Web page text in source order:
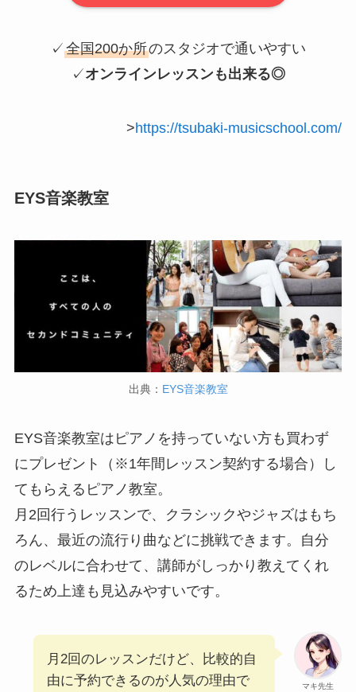
✓ 全国200か所のスタジオで通いやすい
✓オンラインレッスンも出来る◎
>https://tsubaki-musicschool.com/
EYS音楽教室
出典： EYS音楽教室
EYS音楽教室はピアノを持っていない方も買わず
にプレゼント（※1年間レッスン契約する場合）し
てもらえるピアノ教室。
月2回行うレッスンで、クラシックやジャズはもち
ろん、最近の流行り曲などに挑戦できます。自分
のレベルに合わせて、講師がしっかり教えてくれ
るため上達も見込みやすいです。
マキ先生
月2回のレッスンだけど、比較的自
由に予約できるのが人気の理由で